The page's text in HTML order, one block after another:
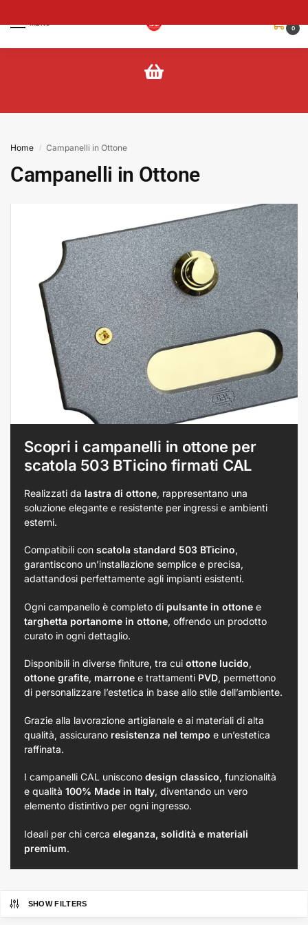
0
Home / Campanelli in Ottone
Campanelli in Ottone
Scopri i campanelli in ottone per
scatola 503 BTicino firmati CAL
Realizzati da lastra di ottone, rappresentano una
soluzione elegante e resistente per ingressi e ambienti
esterni.
Compatibili con scatola standard 503 BTicino,
garantiscono un’installazione semplice e precisa,
adattandosi perfettamente agli impianti esistenti.
Ogni campanello è completo di pulsante in ottone e
targhetta portanome in ottone, offrendo un prodotto
curato in ogni dettaglio.
Disponibili in diverse finiture, tra cui ottone lucido,
ottone grafite, marrone e trattamenti PVD, permettono
di personalizzare l’estetica in base allo stile dell’ambiente.
Grazie alla lavorazione artigianale e ai materiali di alta
qualità, assicurano resistenza nel tempo e un’estetica
raffinata.
I campanelli CAL uniscono design classico, funzionalità
e qualità 100% Made in Italy, diventando un vero
elemento distintivo per ogni ingresso.
Ideali per chi cerca eleganza, solidità e materiali
premium.
SHOW FILTERS